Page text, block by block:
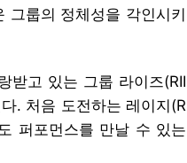
그룹의 정체성을 각인시키
받고 있는 그룹 라이즈(RII
. 처음 도전하는 레이지(R
퍼포먼스를 만날 수 있는